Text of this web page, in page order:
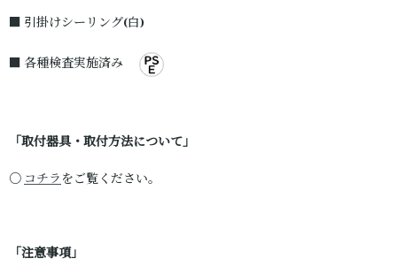
■ 引掛けシーリング(白)
■ 各種検査実施済み
「取付器具・取付方法について」
○コチラをご覧ください。
「注意事項」